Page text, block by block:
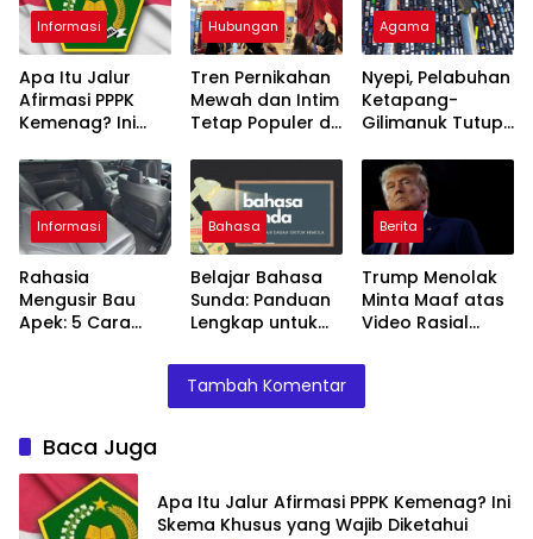
Informasi
Apa Itu Jalur
Afirmasi PPPK
Kemenag? Ini
yang Wajib
Diketahui
Hubungan
Tren Pernikahan
Mewah dan Intim
Tetap Populer di
Agama
Nyepi, Pelabuhan
Ketapang-
Gilimanuk Tutup
Lebaran
Informasi
Rahasia
Mengusir Bau
Apek: 5 Cara
Bahasa
Belajar Bahasa
Sunda: Panduan
Lengkap untuk
Berita
Trump Menolak
Minta Maaf atas
Video Rasial
Obama dan
Tambah Komentar
Baca Juga
Apa Itu Jalur Afirmasi PPPK Kemenag? Ini
Skema Khusus yang Wajib Diketahui